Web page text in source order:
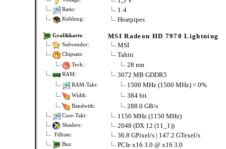
Ratio: 1:4
Kühlung: Heatpipes
Grafikkarte: MSI Radeon HD 7970 Lightning
Subvendor: MSI
Chipsatz: Tahiti
Tech.: 28 nm
RAM: 3072 MB GDDR5
RAM-Takt: 1500 MHz (1500 MHz) = 0%
Width: 384 bit
Bandwith: 288.0 GB/s
Core-Takt: 1150 MHz (1150 MHz)
Shaders: 2048 (DX 12 (11_1))
Fillrate: 36.8 GPixel/s | 147.2 GTexel/s
Bus: PCIe x16 3.0 @ x16 3.0